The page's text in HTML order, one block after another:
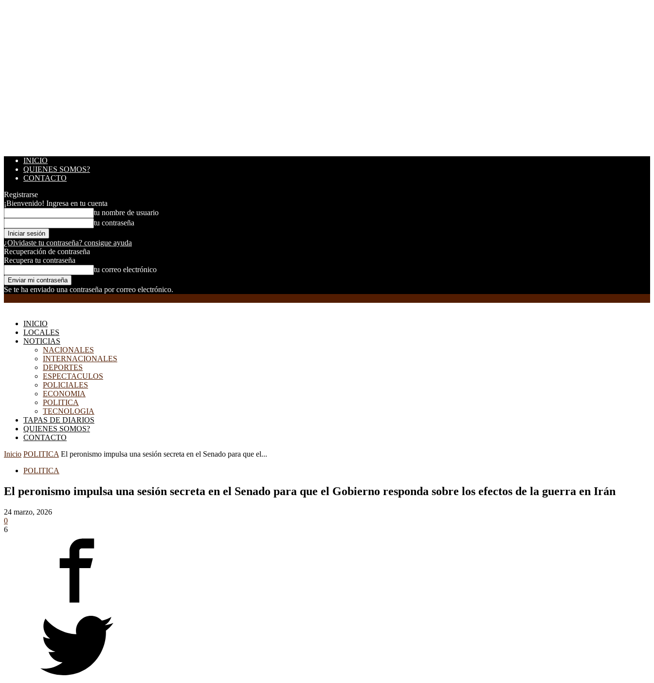
INICIO
QUIENES SOMOS?
CONTACTO
Registrarse
¡Bienvenido! Ingresa en tu cuenta
tu nombre de usuario
tu contraseña
¿Olvidaste tu contraseña? consigue ayuda
Recuperación de contraseña
Recupera tu contraseña
tu correo electrónico
Se te ha enviado una contraseña por correo electrónico.
INICIO
LOCALES
NOTICIAS
NACIONALES
INTERNACIONALES
DEPORTES
ESPECTACULOS
POLICIALES
ECONOMIA
POLITICA
TECNOLOGIA
TAPAS DE DIARIOS
QUIENES SOMOS?
CONTACTO
Inicio POLITICA El peronismo impulsa una sesión secreta en el Senado para que el...
POLITICA
El peronismo impulsa una sesión secreta en el Senado para que el Gobierno responda sobre los efectos de la guerra en Irán
24 marzo, 2026
0
6